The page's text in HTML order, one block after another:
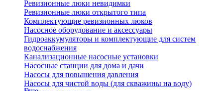
Ревизионные люки невидимки
Ревизионные люки открытого типа
Комплектующие ревизионных люков
Насосное оборудование и аксессуары
Гидроаккумуляторы и комплектующие для систем
водоснабжения
Канализационные насосные установки
Насосные станции для дома и дачи
Насосы для повышения давления
Насосы для чистой воды (для скважины на воду)